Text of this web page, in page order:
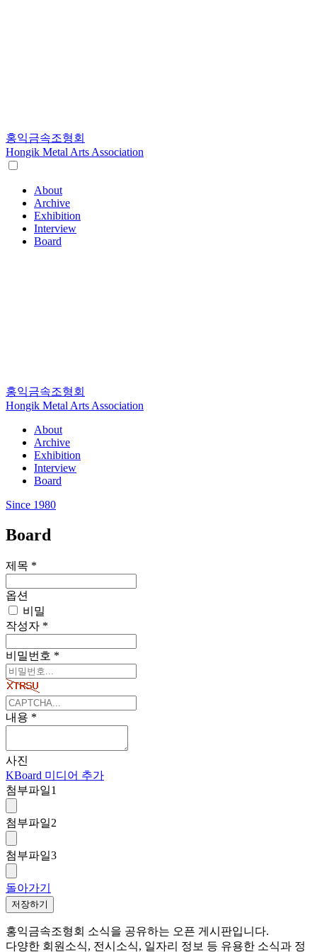
홍익금속조형회
Hongik Metal Arts Association
About
Archive
Exhibition
Interview
Board
홍익금속조형회
Hongik Metal Arts Association
About
Archive
Exhibition
Interview
Board
Since 1980
Board
제목 *
옵션
비밀
작성자 *
비밀번호 *
내용 *
사진
KBoard 미디어 추가
첨부파일1
첨부파일2
첨부파일3
돌아가기
저장하기
홍익금속조형회 소식을 공유하는 오픈 게시판입니다.
다양한 회원소식, 전시소식, 일자리 정보 등 유용한 소식과 정